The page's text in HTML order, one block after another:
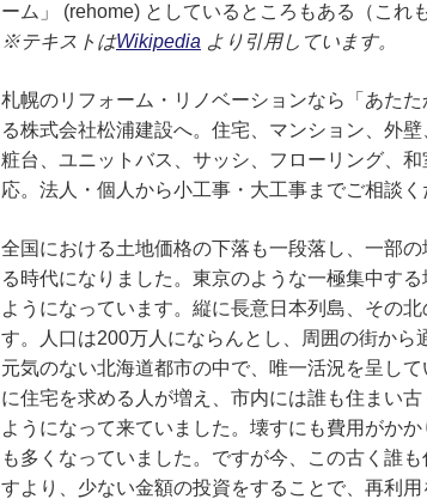
ーム」 (rehome) としているところもある（これ
※テキストはWikipedia より引用しています。
札幌のリフォーム・リノベーションなら「あた
る株式会社松浦建設へ。住宅、マンション、外
粧台、ユニットバス、サッシ、フローリング、
応。法人・個人から小工事・大工事までご相談く
全国における土地価格の下落も一段落し、一部
る時代になりました。東京のような一極集中す
ようになっています。縦に長意日本列島、その
す。人口は200万人にならんとし、周囲の街から
元気のない北海道都市の中で、唯一活況を呈し
に住宅を求める人が増え、市内には誰も住まい
ようになって来ていました。壊すにも費用がか
も多くなっていました。ですが今、この古く誰
すより、少ない金額の投資をすることで、再利